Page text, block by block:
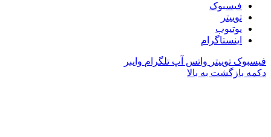
فیسبوک
توییتر
یوتیوب
اینستاگرام
فیسبوک توییتر واتس آپ تلگرام وایبر
دکمه بازگشت به بالا